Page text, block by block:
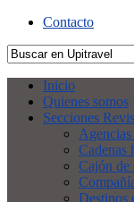
Contacto
Inicio
Quienes somos
Secciones
Cadenas
Cajón de
Destinos